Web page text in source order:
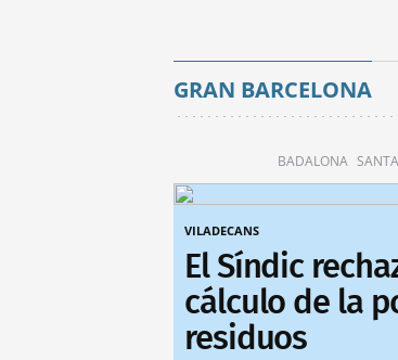
GRAN BARCELONA
BADALONA
VILADECANS
El Síndic
cálculo de la
residuos